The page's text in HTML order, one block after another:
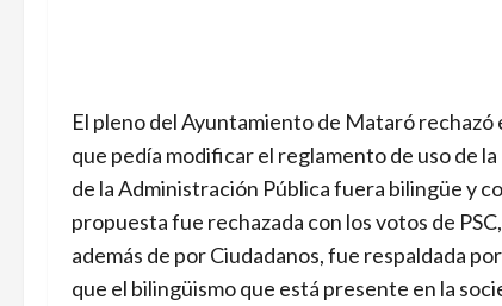
El pleno del Ayuntamiento de Mataró
que pedía modificar el reglamento de uso de
de la Administración Pública fuera bilingüe y
propuesta fue rechazada con los votos de
además de por Ciudadanos, fue respaldada
que el bilingüismo que está presente en la